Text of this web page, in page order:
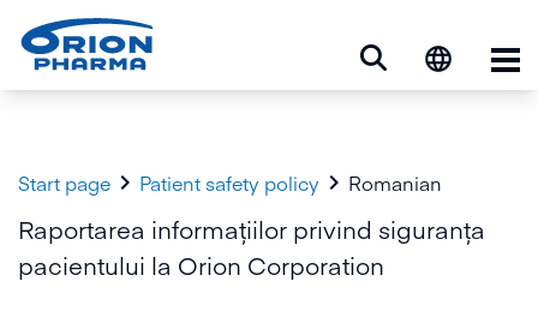
Start page  Patient safety policy  Romanian
Raportarea informațiilor privind siguranța
pacientului la Orion Corporation